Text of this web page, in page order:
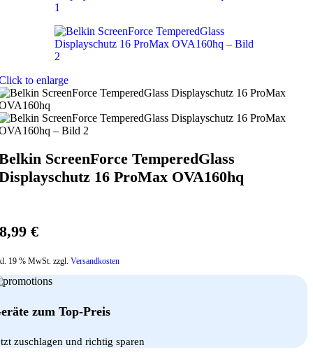
to enlarge
ScreenForce TemperedGlass
16 ProMax OVA160hq
€
19 % MwSt. zzgl. Versandkosten
zum Top-Preis
zuschlagen und richtig sparen